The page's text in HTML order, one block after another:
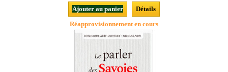
Ajouter au panier
Détails
Réapprovisionnement en cours